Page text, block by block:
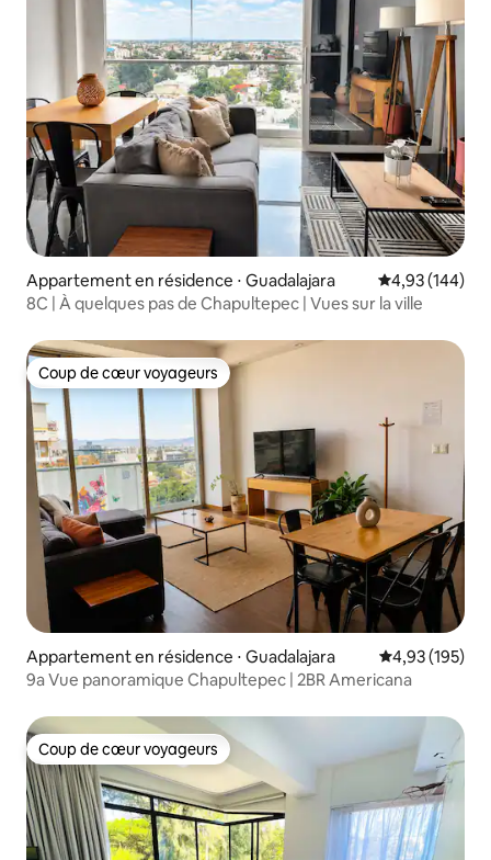
Appartement en résidence ⋅ Guadalajara Évaluation
4,93 (144)
8C | À quelques pas de Chapultepec | Vues sur la ville
Coup de cœur voyageurs
Coup de cœur voyageurs
Appartement en résidence ⋅ Guadalajara Évaluation
4,93 (195)
9a Vue panoramique Chapultepec | 2BR Americana
Coup de cœur voyageurs
Coup de cœur voyageurs